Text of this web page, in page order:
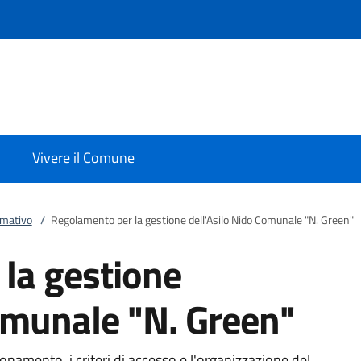
Vivere il Comune
/ Regolamento per la gestione dell'Asilo Nido Comunale "N. Green"
gestione
"N. Green"